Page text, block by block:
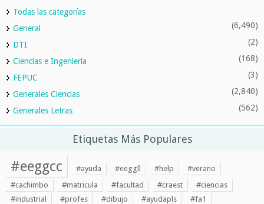
Todas las categorías
General
(6,490)
DTI (2)
Ciencias e Ingeniería (168)
FEPUC (3)
Generales Ciencias (2,840)
Generales Letras (562)
Etiquetas Más Populares
#eeggcc #ayuda #eeggll #help
#verano
#cachimbo
#matricula #facultad #craest
#ciencias
#industrial
#profes #dibujo #ayudapls
#fa1